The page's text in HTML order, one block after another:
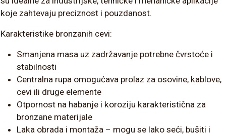
koje zahtevaju preciznost i pouzdanost.
Karakteristike bronzanih cevi:
Smanjena masa uz zadržavanje potrebne čvrstoće i
stabilnosti
Centralna rupa omogućava prolaz za osovine, kablove,
cevi ili druge elemente
Otpornost na habanje i koroziju karakteristična za
bronzane materijale
Laka obrada i montaža – mogu se lako seći, bušiti i